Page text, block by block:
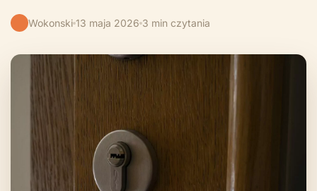
Wokonski 13 maja 2026 3 min czytania